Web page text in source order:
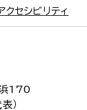
クセシビリティ
浜170
）